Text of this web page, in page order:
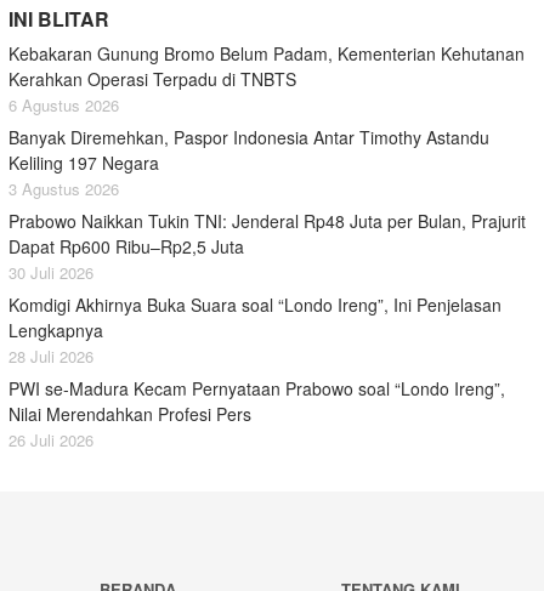
INI BLITAR
Kebakaran Gunung Bromo Belum Padam, Kementerian Kehutanan
Kerahkan Operasi Terpadu di TNBTS
6 Agustus 2026
Banyak Diremehkan, Paspor Indonesia Antar Timothy Astandu
Keliling 197 Negara
3 Agustus 2026
Prabowo Naikkan Tukin TNI: Jenderal Rp48 Juta per Bulan, Prajurit
Dapat Rp600 Ribu–Rp2,5 Juta
30 Juli 2026
Komdigi Akhirnya Buka Suara soal “Londo Ireng”, Ini Penjelasan
Lengkapnya
28 Juli 2026
PWI se-Madura Kecam Pernyataan Prabowo soal “Londo Ireng”,
Nilai Merendahkan Profesi Pers
26 Juli 2026